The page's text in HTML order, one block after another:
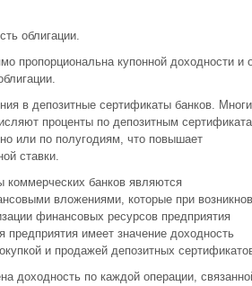
облигации.
пропорциональна купонной доходности и
в депозитные сертификаты банков.
проценты по депозитным
или по полугодиям, что повышает
ставки.
коммерческих банков являются
вложениями, которые при
финансовых ресурсов предприятия
имеет значение доходность
и продажей депозитных
доходность по каждой операции,